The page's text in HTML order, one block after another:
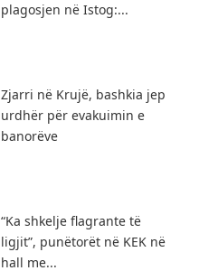
plagosjen në Istog:...
Zjarri në Krujë, bashkia jep
urdhër për evakuimin e
banorëve
“Ka shkelje flagrante të
ligjit”, punëtorët në KEK në
hall me...